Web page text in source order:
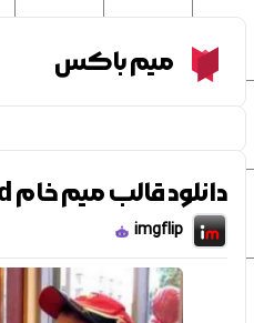
Meme Boxمیم باکس
دانلود قالب میم خام Fat McDonald's Kid
imgflip